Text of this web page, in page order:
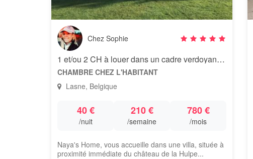
Chez Sophie
1 et/ou 2 CH à louer dans un cadre verdoyant avec jacuzzi
CHAMBRE CHEZ L'HABITANT
Lasne, Belgique
40 €
/nuit
210 €
/semaine
780 €
/mois
Naya's Home, vous accueille dans une villa, située à
proximité immédiate du château de la Hulpe...